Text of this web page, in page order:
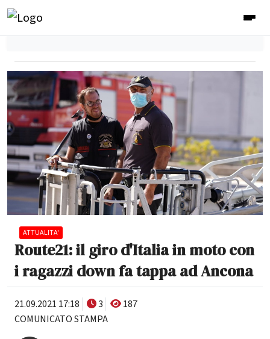
ATTUALITA'
Route21: il giro d'Italia in moto con
i ragazzi down fa tappa ad Ancona
21.09.2021 17:18 3
187
COMUNICATO STAMPA